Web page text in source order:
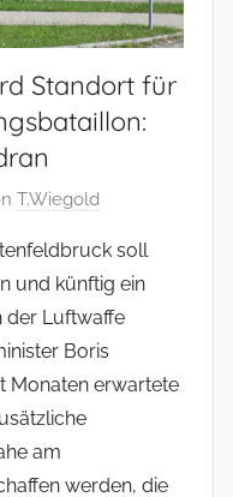
Standort für
T.Wiegold
soll
und künftig ein
der Luftwaffe
Boris
Monaten erwartete
am
werden, die